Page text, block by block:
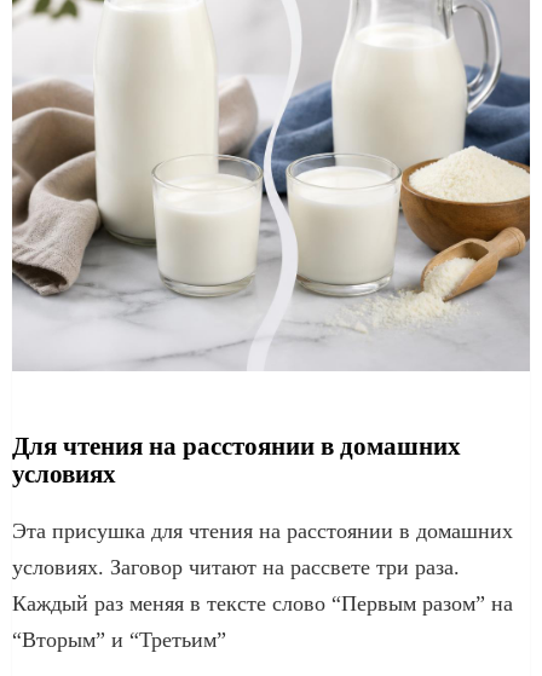
Для чтения на расстоянии в домашних
условиях
Эта присушка для чтения на расстоянии в домашних
условиях. Заговор читают на рассвете три раза.
Каждый раз меняя в тексте слово “Первым разом” на
“Вторым” и “Третьим”